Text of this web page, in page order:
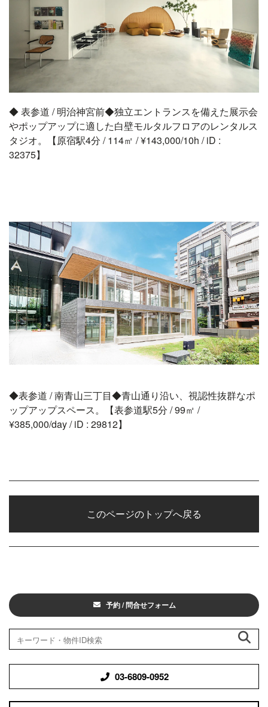
◆ 表参道 / 明治神宮前◆独立エントランスを備えた展示会
やポップアップに適した白壁モルタルフロアのレンタルス
タジオ。【原宿駅4分 / 114㎡ / ¥143,000/10h / iD :
32375】
◆表参道 / 南青山三丁目◆青山通り沿い、視認性抜群なポ
ップアップスペース。【表参道駅5分 / 99㎡ /
¥385,000/day / iD : 29812】
このページのトップへ戻る
予約 / 問合せフォーム
03-6809-0952